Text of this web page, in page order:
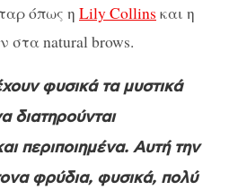
όπως η Lily Collins και η
στα natural brows.
φυσικά τα μυστικά
διατηρούνται
περιποιημένα. Αυτή την
φρύδια, φυσικά, πολύ